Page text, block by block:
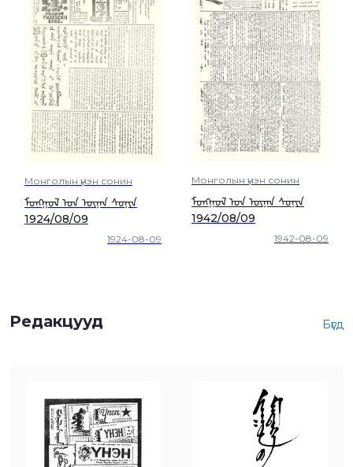
Монголын үнэн сонин
ᠮᠣᠩᠭᠣᠯ ᠤᠨ ᠦᠨᠡᠨ ᠰᠣᠨᠢᠨ
1924/08/09
1924-08-09
Монголын үнэн сонин
ᠮᠣᠩᠭᠣᠯ ᠤᠨ ᠦᠨᠡᠨ ᠰᠣᠨᠢᠨ
1942/08/09
1942-08-09
Редакцууд Бүгд